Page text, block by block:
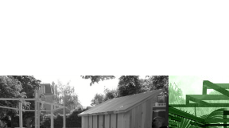
DE LA PLACE
– CHAMPIGNY-SUR-
JARDIN
NICE